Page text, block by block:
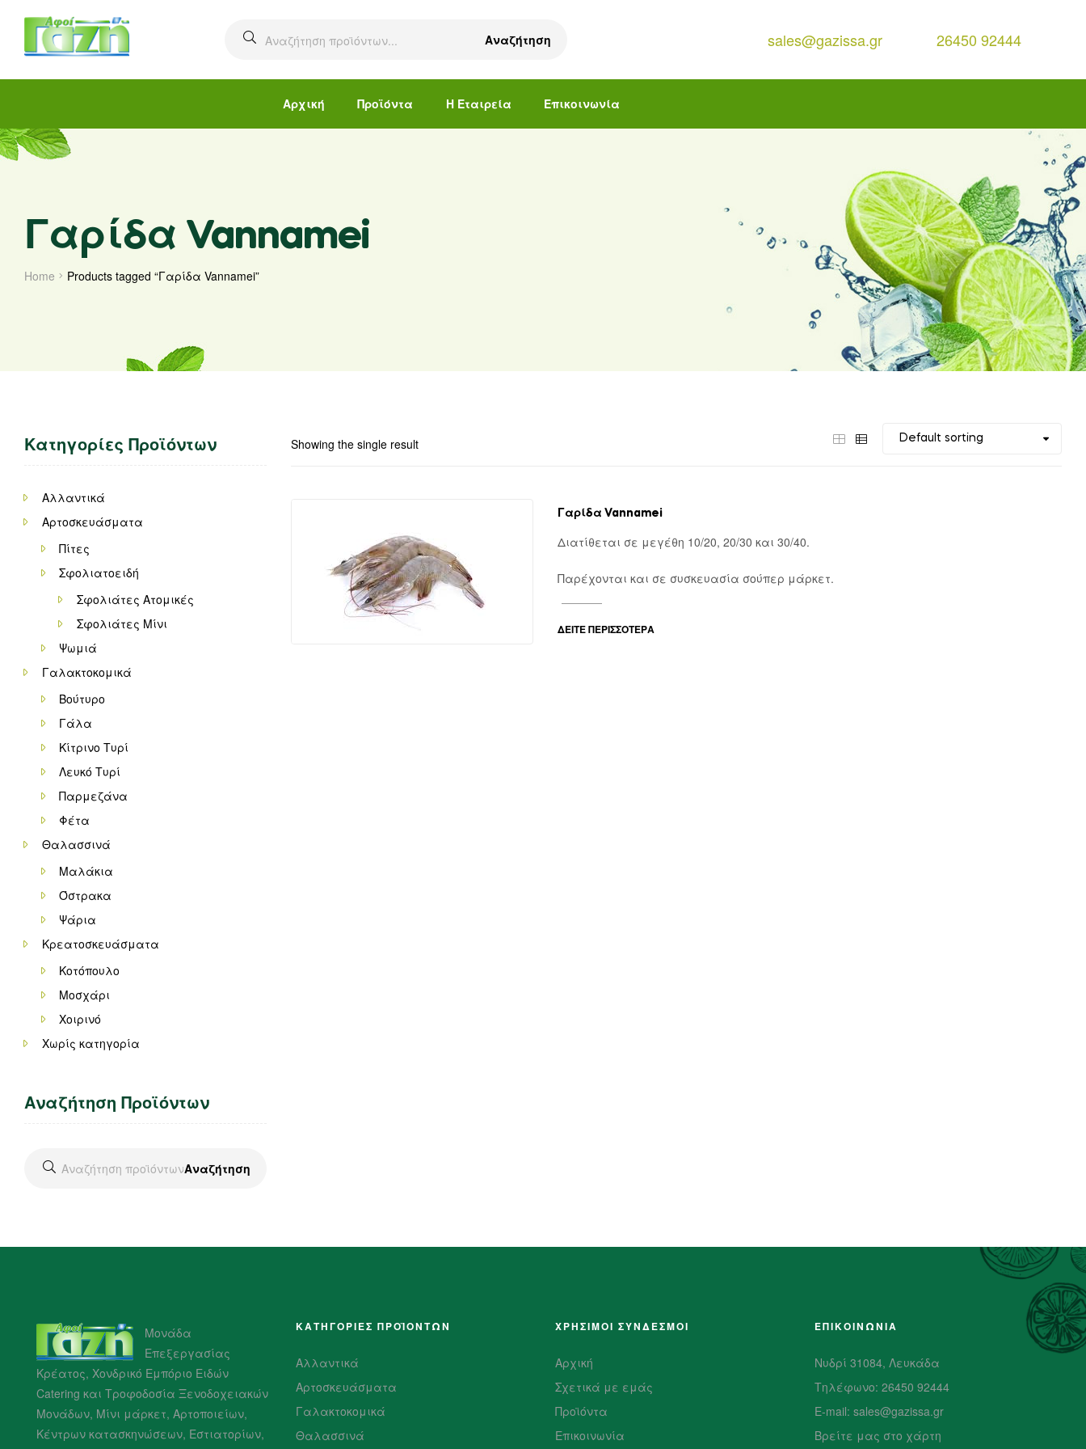
Αναζήτηση sales@gazissa.gr 26450 92444
Αρχική Προϊόντα Η Εταιρεία Επικοινωνία
Γαρίδα Vannamei
Home Products tagged “Γαρίδα Vannamei”
Showing the single result
Γαρίδα Vannamei
Διατίθεται σε μεγέθη 10/20, 20/30 και 30/40.
Παρέχονται και σε συσκευασία σούπερ μάρκετ.
ΔΕΊΤΕ ΠΕΡΙΣΣΌΤΕΡΑ
Κατηγορίες Προϊόντων
Αλλαντικά
Αρτοσκευάσματα
Πίτες
Σφολιατοειδή
Σφολιάτες Ατομικές
Σφολιάτες Μίνι
Ψωμιά
Γαλακτοκομικά
Βούτυρο
Γάλα
Κίτρινο Τυρί
Λευκό Τυρί
Παρμεζάνα
Φέτα
Θαλασσινά
Μαλάκια
Όστρακα
Ψάρια
Κρεατοσκευάσματα
Κοτόπουλο
Μοσχάρι
Χοιρινό
Χωρίς κατηγορία
Αναζήτηση Προϊόντων
Αναζήτηση
Μονάδα
Επεξεργασίας
Κρέατος, Χονδρικό Εμπόριο Ειδών
Catering και Τροφοδοσία Ξενοδοχειακών
Μονάδων, Μίνι μάρκετ, Αρτοποιείων,
Κέντρων κατασκηνώσεων, Εστιατορίων,
ΚΑΤΗΓΟΡΙΕΣ ΠΡΟΪΌΝΤΩΝ
Αλλαντικά
Αρτοσκευάσματα
Γαλακτοκομικά
Θαλασσινά
ΧΡΗΣΙΜΟΙ ΣΥΝΔΕΣΜΟΙ
Αρχική
Σχετικά με εμάς
Προϊόντα
Επικοινωνία
ΕΠΙΚΟΙΝΩΝΙΑ
Νυδρί 31084, Λευκάδα
Τηλέφωνο: 26450 92444
E-mail: sales@gazissa.gr
Βρείτε μας στο χάρτη